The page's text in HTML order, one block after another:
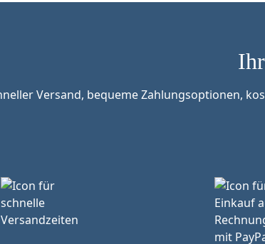
Versand, bequeme Zahlungsoptionen,